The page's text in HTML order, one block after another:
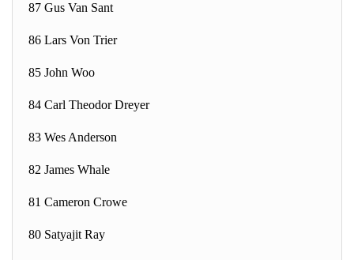
87 Gus Van Sant
86 Lars Von Trier
85 John Woo
84 Carl Theodor Dreyer
83 Wes Anderson
82 James Whale
81 Cameron Crowe
80 Satyajit Ray